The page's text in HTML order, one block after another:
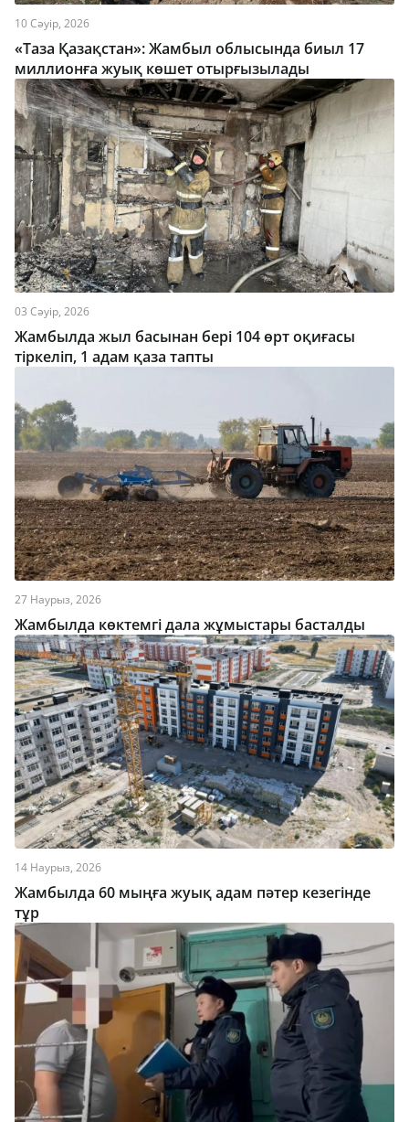
10 Сәуір, 2026
«Таза Қазақстан»: Жамбыл облысында биыл 17
миллионға жуық көшет отырғызылады
03 Сәуір, 2026
Жамбылда жыл басынан бері 104 өрт оқиғасы
тіркеліп, 1 адам қаза тапты
27 Наурыз, 2026
Жамбылда көктемгі дала жұмыстары басталды
14 Наурыз, 2026
Жамбылда 60 мыңға жуық адам пәтер кезегінде
тұр